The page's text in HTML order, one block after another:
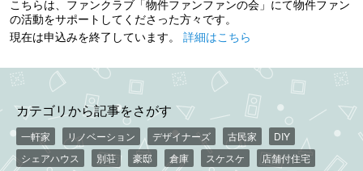
こちらは、ファンクラブ「物件ファンファンの会」にて物件ファン
の活動をサポートしてくださった方々です。
現在は申込みを終了しています。 詳細はこちら
カテゴリから記事をさがす
一軒家 リノベーション デザイナーズ 古民家
DIY
シェアハウス
別荘 豪邸 倉庫 スケスケ
店舗付住宅